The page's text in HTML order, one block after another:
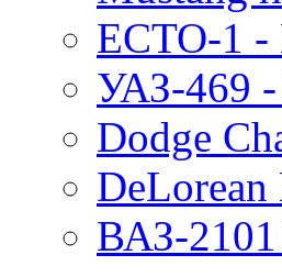
ECTO-1 -
УАЗ-469
Dodge
ВАЗ-